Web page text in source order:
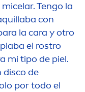
Tengo la
con
la cara y otro
el rostro
mi tipo de piel.
disco de
por todo el